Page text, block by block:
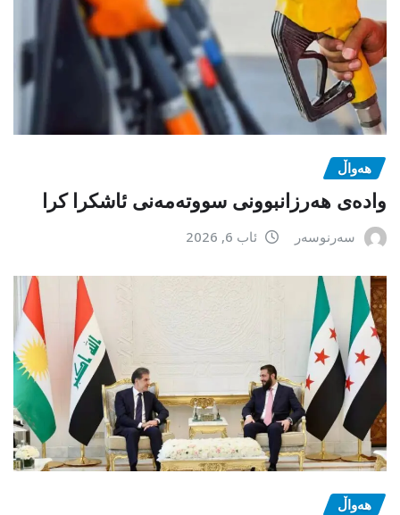
هەواڵ
وادەی هەرزانبوونی سووتەمەنی ئاشکرا کرا
سەرنوسەر ئاب 6, 2026
هەواڵ